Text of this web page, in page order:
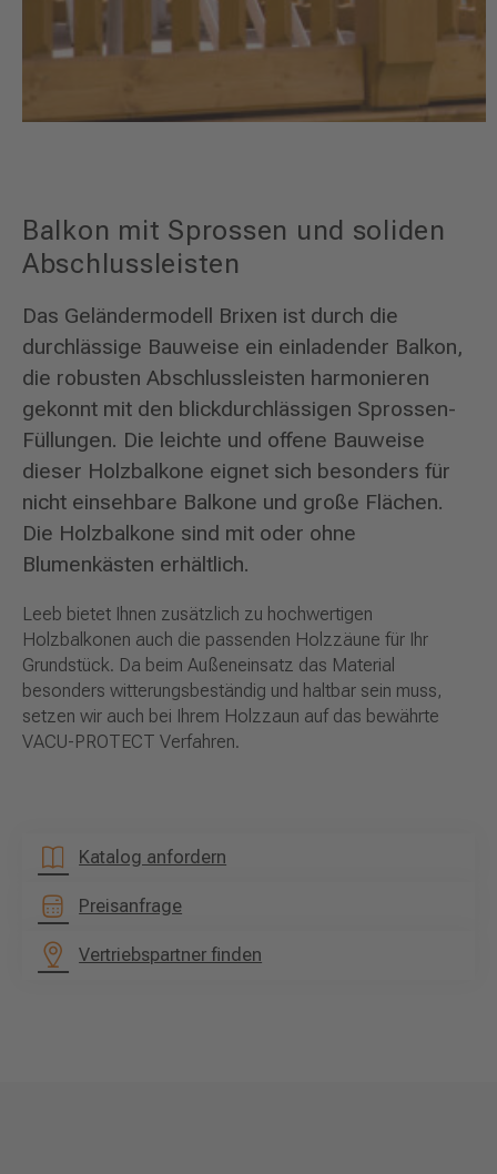
Balkon mit Sprossen und soliden
Abschlussleisten
Das Geländermodell Brixen ist durch die
durchlässige Bauweise ein einladender Balkon,
die robusten Abschlussleisten harmonieren
gekonnt mit den blickdurchlässigen Sprossen-
Füllungen. Die leichte und offene Bauweise
dieser Holzbalkone eignet sich besonders für
nicht einsehbare Balkone und große Flächen.
Die Holzbalkone sind mit oder ohne
Blumenkästen erhältlich.
Leeb bietet Ihnen zusätzlich zu hochwertigen
Holzbalkonen auch die passenden Holzzäune für Ihr
Grundstück. Da beim Außeneinsatz das Material
besonders witterungsbeständig und haltbar sein muss,
setzen wir auch bei Ihrem Holzzaun auf das bewährte
VACU-PROTECT Verfahren.
Katalog anfordern
Preisanfrage
Vertriebspartner finden